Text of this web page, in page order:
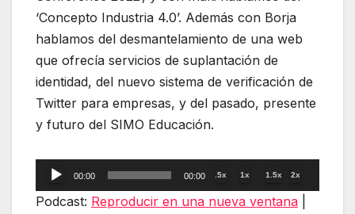
‘Concepto Industria 4.0’. Además con Borja
hablamos del desmantelamiento de una web
que ofrecía servicios de suplantación de
identidad, del nuevo sistema de verificación de
Twitter para empresas, y del pasado, presente
y futuro del SIMO Educación.
Reproductor
de
00:00 00:00 .5x 1x 1.5x 2x
Podcast: Reproducir en una nueva ventana